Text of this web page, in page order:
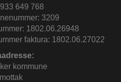
649 768
3209
1802.06.26948
faktura: 1802.06.27022
kommune